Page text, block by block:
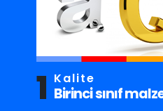
1 Kalite
Birinci sınıf